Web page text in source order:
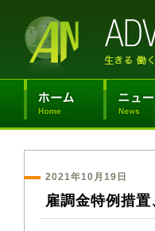
2021年10月19日
雇調金特例措